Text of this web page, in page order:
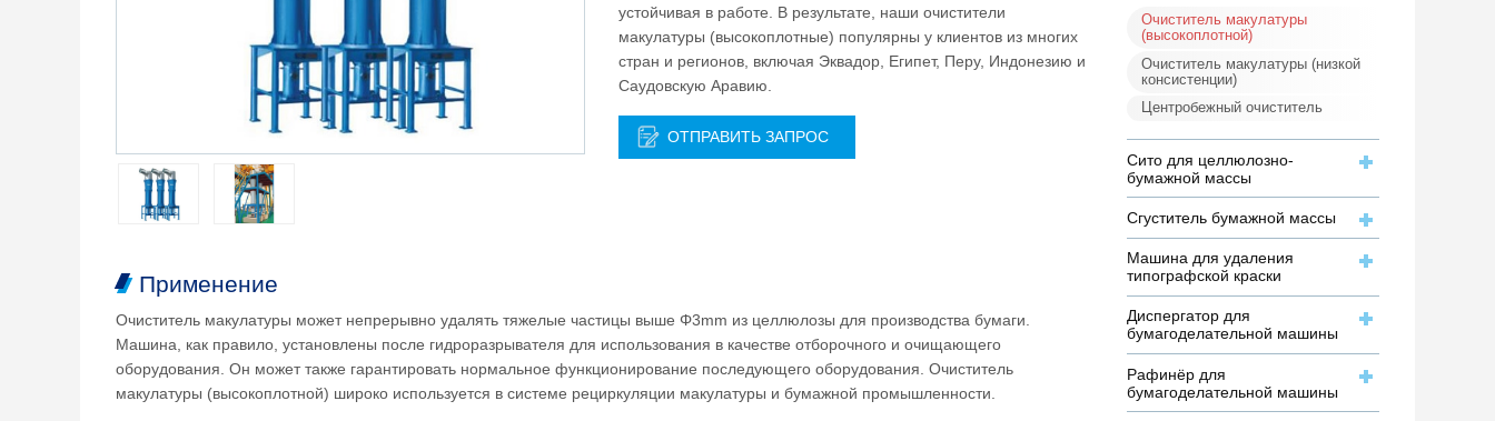
устойчивая в работе. В результате, наши очистители
макулатуры (высокоплотные) популярны у клиентов из многих
стран и регионов, включая Эквадор, Египет, Перу, Индонезию и
Саудовскую Аравию.
ОТПРАВИТЬ ЗАПРОС
Применение
Очиститель макулатуры может непрерывно удалять тяжелые частицы выше Φ3mm из целлюлозы для производства бумаги.
Машина, как правило, установлены после гидроразрывателя для использования в качестве отборочного и очищающего
оборудования. Он может также гарантировать нормальное функционирование последующего оборудования. Очиститель
макулатуры (высокоплотной) широко используется в системе рециркуляции макулатуры и бумажной промышленности.
Очиститель макулатуры
(высокоплотной)
Очиститель макулатуры (низкой
консистенции)
Центробежный очиститель
Сито для целлюлозно-
бумажной массы
Сгуститель бумажной массы
Машина для удаления
типографской краски
Диспергатор для
бумагоделательной машины
Рафинёр для
бумагоделательной машины